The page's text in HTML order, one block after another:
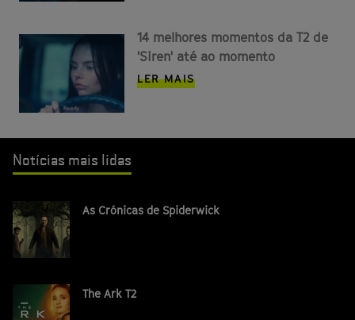
14 melhores momentos da T2 de
'Siren' até ao momento
LER MAIS
Notícias mais lidas
As Crónicas de Spiderwick
The Ark T2